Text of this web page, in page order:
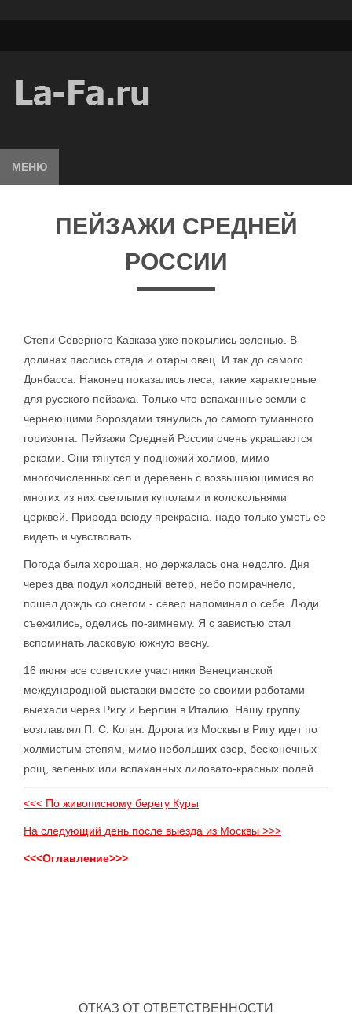
МЕНЮ
ПЕЙЗАЖИ СРЕДНЕЙ
РОССИИ
Степи Северного Кавказа уже покрылись зеленью. В
долинах паслись стада и отары овец. И так до самого
Донбасса. Наконец показались леса, такие характерные
для русского пейзажа. Только что вспаханные земли с
чернеющими бороздами тянулись до самого туманного
горизонта. Пейзажи Средней России очень украшаются
реками. Они тянутся у подножий холмов, мимо
многочисленных сел и деревень с возвышающимися во
многих из них светлыми куполами и колокольнями
церквей. Природа всюду прекрасна, надо только уметь ее
видеть и чувствовать.
Погода была хорошая, но держалась она недолго. Дня
через два подул холодный ветер, небо помрачнело,
пошел дождь со снегом - север напоминал о себе. Люди
съежились, оделись по-зимнему. Я с завистью стал
вспоминать ласковую южную весну.
16 июня все советские участники Венецианской
международной выставки вместе со своими работами
выехали через Ригу и Берлин в Италию. Нашу группу
возглавлял П. С. Коган. Дорога из Москвы в Ригу идет по
холмистым степям, мимо небольших озер, бесконечных
рощ, зеленых или вспаханных лиловато-красных полей.
<<< По живописному берегу Куры
На следующий день после выезда из Москвы >>>
<<<Оглавление>>>
ОТКАЗ ОТ ОТВЕТСТВЕННОСТИ